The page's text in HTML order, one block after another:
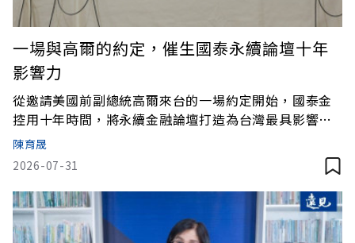
一場與高爾的約定，催生國泰永續論壇十年
影響力
從邀請美國前副總統高爾來台的一場約定開始，國泰金
控用十年時間，將永續金融論壇打造為台灣最具影響力
的平台。如今邁入第十屆，不僅回顧永續成果，更持續
引領企業邁向淨零轉型。7月1日一大早，才剛過8點，外
頭早已火傘高張。台北寒舍艾美酒店會場座無虛席，企
業代表與決策者齊聚於此，準備參與全台含金量最高的
永續論壇
陳育晟
2026-07-31